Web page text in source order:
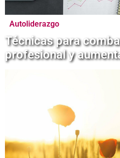
Autoliderazgo
Técnicas para
profesional y